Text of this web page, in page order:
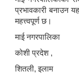
प्रभावकारी बनाउन
महत्त्वपूर्ण छ।
माई नगरपालिका
कोशी प्रदेश ,
शितली, इलाम